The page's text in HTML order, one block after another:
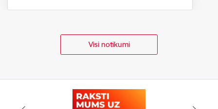
Visi notikumi